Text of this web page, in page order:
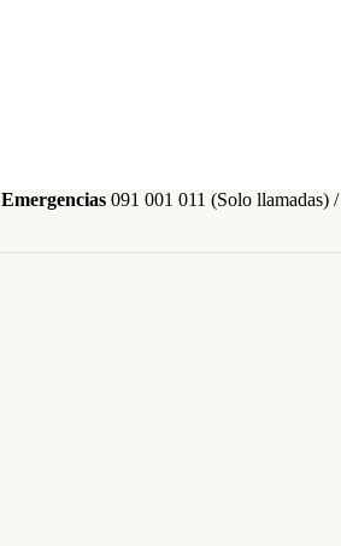
Emergencias091 001 011 (Solo llamadas) /